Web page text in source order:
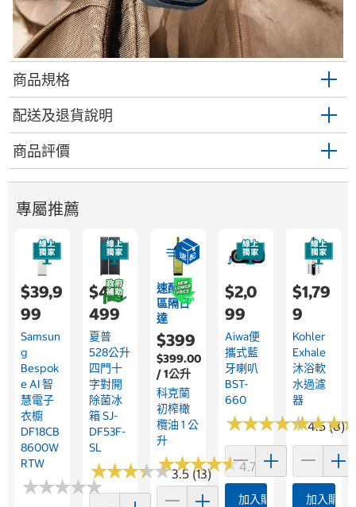
商品規格
配送及退貨說明
商品評價
專屬推薦
$39,9
99
Samsun
G
Bespok
E AI 智
慧電子
衣櫥
DF18CB
8600W
RTW
★★★★★
★★★★★
$44,
499
夏普
528公升
四門十
字對開
除菌冰
箱 SJ-
DF53F-
SL
★★★★★
★★★★★3.5 (13)
速配限
區隔日
達
$399
$399.00
/ 1公升
科克蘭
初榨橄
欖油 1 公
升
★★★★★
★★★★★4.7 (91)
$2,0
99
Aiwa便
攜式藍
牙喇叭
BST-
660
★★★★★
★★★★★4.5 (8)
加入購物車
$1,79
9
Kohler
Exhale
沐浴軟
水過濾
器
★★★
★★★
加入購物